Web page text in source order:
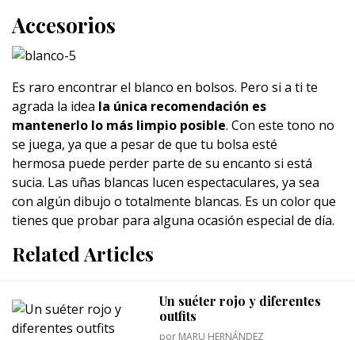
Accesorios
Es raro encontrar el blanco en bolsos. Pero si a ti te
agrada la idea la única recomendación es
mantenerlo lo más limpio posible. Con este tono no
se juega, ya que a pesar de que tu bolsa esté
hermosa puede perder parte de su encanto si está
sucia. Las uñas blancas lucen espectaculares, ya sea
con algún dibujo o totalmente blancas. Es un color que
tienes que probar para alguna ocasión especial de día.
Related Articles
Un suéter rojo y diferentes
outfits
por MARU HERNÁNDEZ